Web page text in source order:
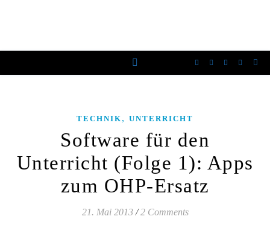
TECHNIK , UNTERRICHT
Software für den
Unterricht (Folge 1): Apps
zum OHP-Ersatz
21. Mai 2013 / 2 Comments